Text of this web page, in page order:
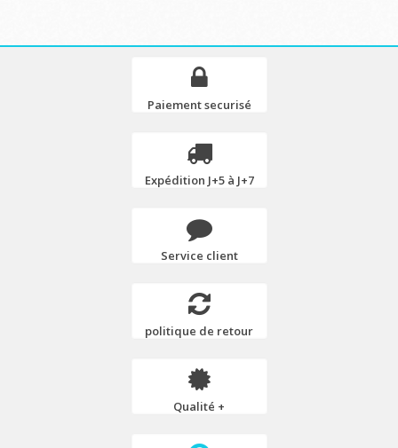
Paiement securisé
Expédition J+5 à J+7
Service client
politique de retour
Qualité +